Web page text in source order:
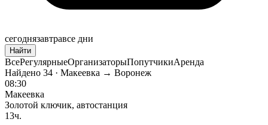
сегоднязавтравсе дни
Найти
ВсеРегулярныеОрганизаторыПопутчикиАренда
Найдено 34 · Макеевка → Воронеж
08:30
Макеевка
Золотой ключик, автостанция
13ч.